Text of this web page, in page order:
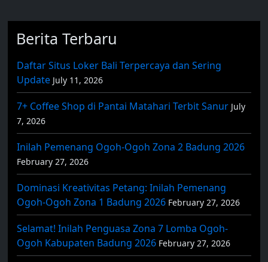
Berita Terbaru
Daftar Situs Loker Bali Terpercaya dan Sering
Update July 11, 2026
7+ Coffee Shop di Pantai Matahari Terbit Sanur July
7, 2026
Inilah Pemenang Ogoh-Ogoh Zona 2 Badung 2026
February 27, 2026
Dominasi Kreativitas Petang: Inilah Pemenang
Ogoh-Ogoh Zona 1 Badung 2026 February 27, 2026
Selamat! Inilah Penguasa Zona 7 Lomba Ogoh-
Ogoh Kabupaten Badung 2026 February 27, 2026